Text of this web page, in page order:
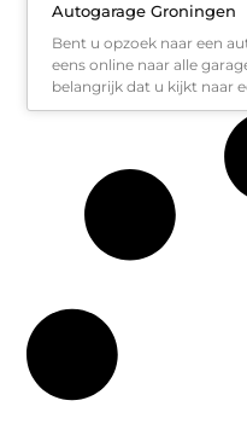
Autogarage Groningen
Bent u opzoek naar een
eens online naar alle
belangrijk dat u kijkt naar